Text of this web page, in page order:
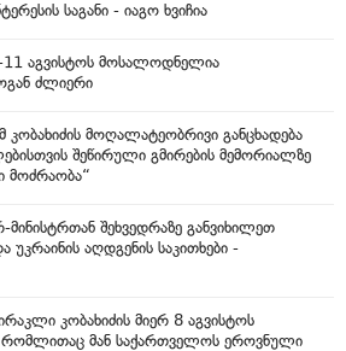
საგანი - იაგო ხვიჩია
აგვისტოს მოსალოდნელია
ძლიერი
მოღალატეობრივი განცხადება
შეწირული გმირების მემორიალზე
მოძრაობა“
მინისტრთან შეხვედრაზე განვიხილეთ
უკრაინის აღდგენის საკითხები -
კობახიძის მიერ 8 აგვისტოს
რომლითაც მან საქართველოს ეროვნული